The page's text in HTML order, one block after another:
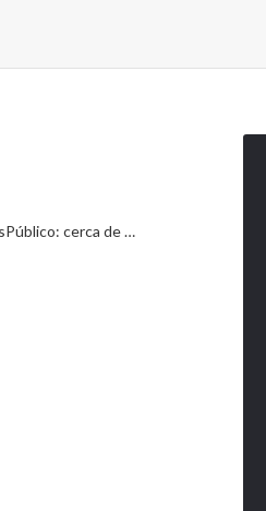
cerca de …